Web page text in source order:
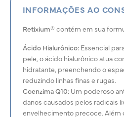
INFORMAÇÕES AO
Retixium® contém em sua
Ácido Hialurônico:Essencial
pele, o ácido hialurônico atua
hidratante, preenchendo o
reduzindo linhas finas e rugas.
Coenzima Q10:Um poderoso
danos causados pelos radicais
envelhecimento precoce. Além